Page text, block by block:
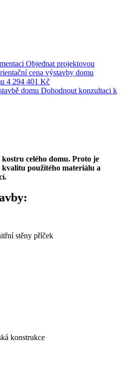
Objednat projektovou
4 294 401 Kč
Dohodnout konzultaci k
celého domu. Proto je
použitého materiálu a
stěny příček
konstrukce